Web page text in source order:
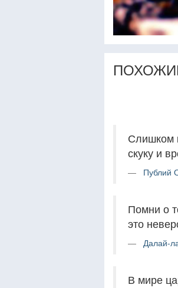
Слишком
скуку и
Публий
Помни о
это
Далай-
В мире